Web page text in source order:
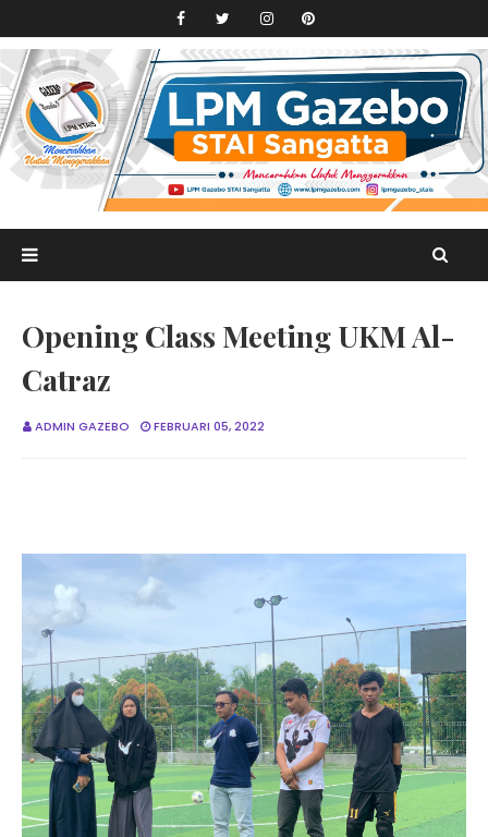
Opening Class Meeting UKM Al-
Catraz
ADMIN GAZEBO FEBRUARI 05, 2022